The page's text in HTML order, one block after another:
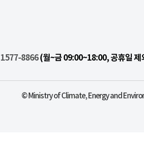
1577-8866(월~금 09:00~18:00, 공휴일 제
© Ministry of Climate, Energy and